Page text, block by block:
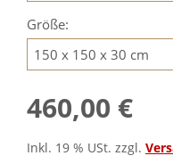
Größe:
460,00 €
Inkl. 19 % USt. zzgl.